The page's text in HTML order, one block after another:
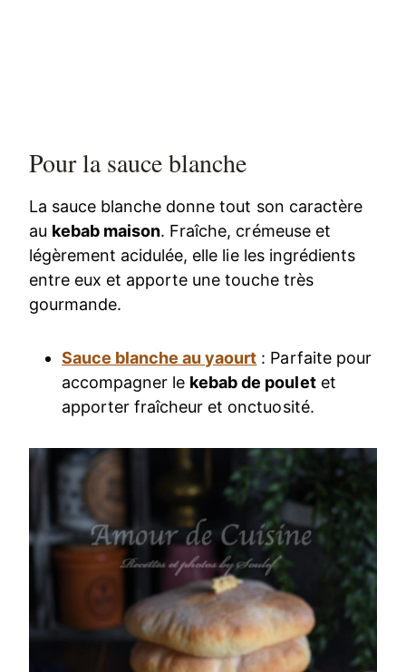
Pour la sauce blanche
La sauce blanche donne tout son caractère
au kebab maison. Fraîche, crémeuse et
légèrement acidulée, elle lie les ingrédients
entre eux et apporte une touche très
gourmande.
Sauce blanche au yaourt : Parfaite pour
accompagner le kebab de pouletet
apporter fraîcheur et onctuosité.